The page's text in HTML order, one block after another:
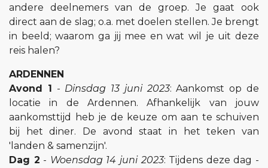
andere deelnemers van de groep. Je gaat ook
direct aan de slag; o.a. met doelen stellen. Je brengt
in beeld; waarom ga jij mee en wat wil je uit deze
reis halen?
ARDENNEN
Avond 1 - Dinsdag 13 juni 2023: Aankomst op de
locatie in de Ardennen. Afhankelijk van jouw
aankomsttijd heb je de keuze om aan te schuiven
bij het diner. De avond staat in het teken van
'landen & samenzijn'.
Dag 2 - Woensdag 14 juni 2023: Tijdens deze dag -